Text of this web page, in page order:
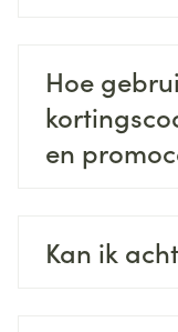
Hoe
en
Kan ik